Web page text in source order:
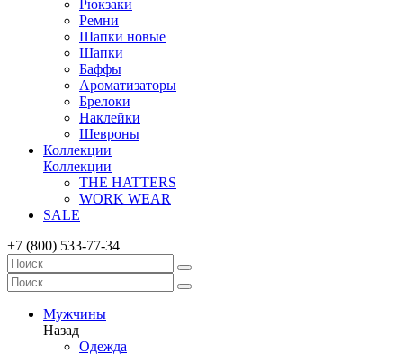
Рюкзаки
Ремни
Шапки новые
Шапки
Баффы
Ароматизаторы
Брелоки
Наклейки
Шевроны
Коллекции
Коллекции
THE HATTERS
WORK WEAR
SALE
+7 (800) 533-77-34
Мужчины
Назад
Одежда